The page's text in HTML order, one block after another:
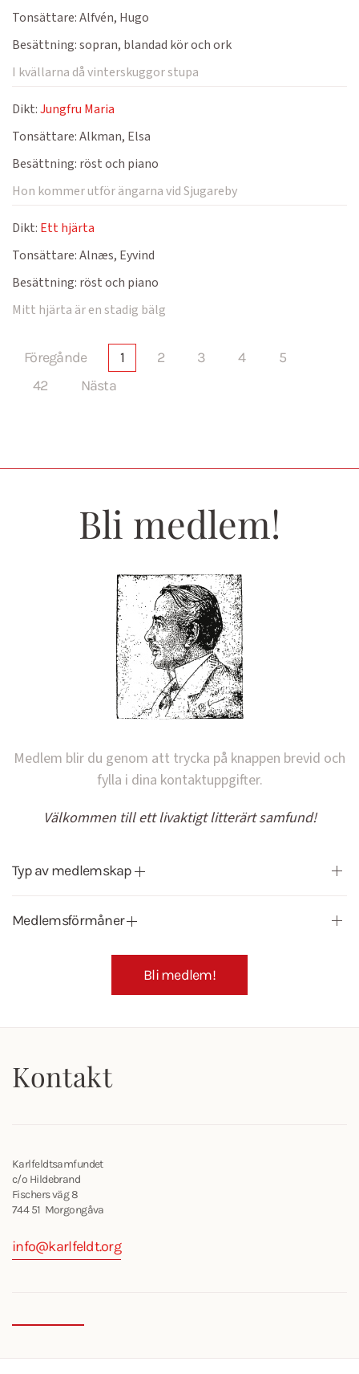
Tonsättare:Alfvén, Hugo
Besättning:sopran, blandad kör och ork
I kvällarna då vinterskuggor stupa
Dikt:Jungfru Maria
Tonsättare:Alkman, Elsa
Besättning: röst och piano
Hon kommer utför ängarna vid Sjugareby
Dikt: Ett hjärta
Tonsättare:Alnæs, Eyvind
Besättning: röst och piano
Mitt hjärta är en stadig bälg
Föregånde 1 2 3 4
5
42
Nästa
Bli medlem!
Medlem blir du genom att trycka på knappen brevid och
fylla i dina kontaktuppgifter.
Välkommen till ett livaktigt litterärt samfund!
Typ av medlemskap
Medlemsförmåner
Bli medlem!
Kontakt
Karlfeldtsamfundet
c/o Hildebrand
Fischers väg 8
744 51 Morgongåva
info@karlfeldt.org